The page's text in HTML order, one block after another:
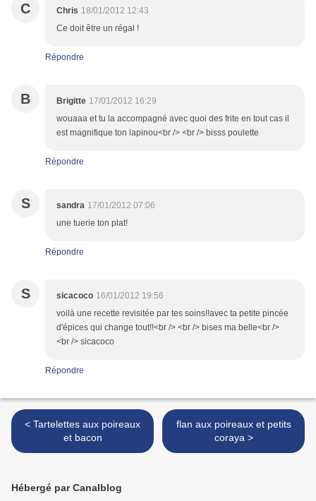
C Chris 18/01/2012 12:43
Ce doit être un régal !
Répondre
B Brigitte 17/01/2012 16:29
wouaaa et tu la accompagné avec quoi des frite en tout cas il
est magnifique ton lapinou<br /> <br /> bisss poulette
Répondre
S sandra 17/01/2012 07:06
une tuerie ton plat!
Répondre
S sicacoco 16/01/2012 19:56
voilà une recette revisitée par tes soins!!avec ta petite pincée
d'épices qui change tout!!<br /> <br /> bises ma belle<br />
<br /> sicacoco
Répondre
< Tartelettes aux poireaux
et bacon
flan aux poireaux et petits
coraya >
Hébergé par Canalblog